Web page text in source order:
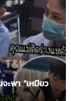
ะพา “เหมียว